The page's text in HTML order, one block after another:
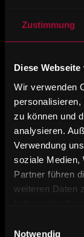
Zustimmung
Diese
Wir verwenden
zu können und
analysieren.
Verwendung
soziale Medien,
Partner führen
weiteren Daten
Notwendig
des